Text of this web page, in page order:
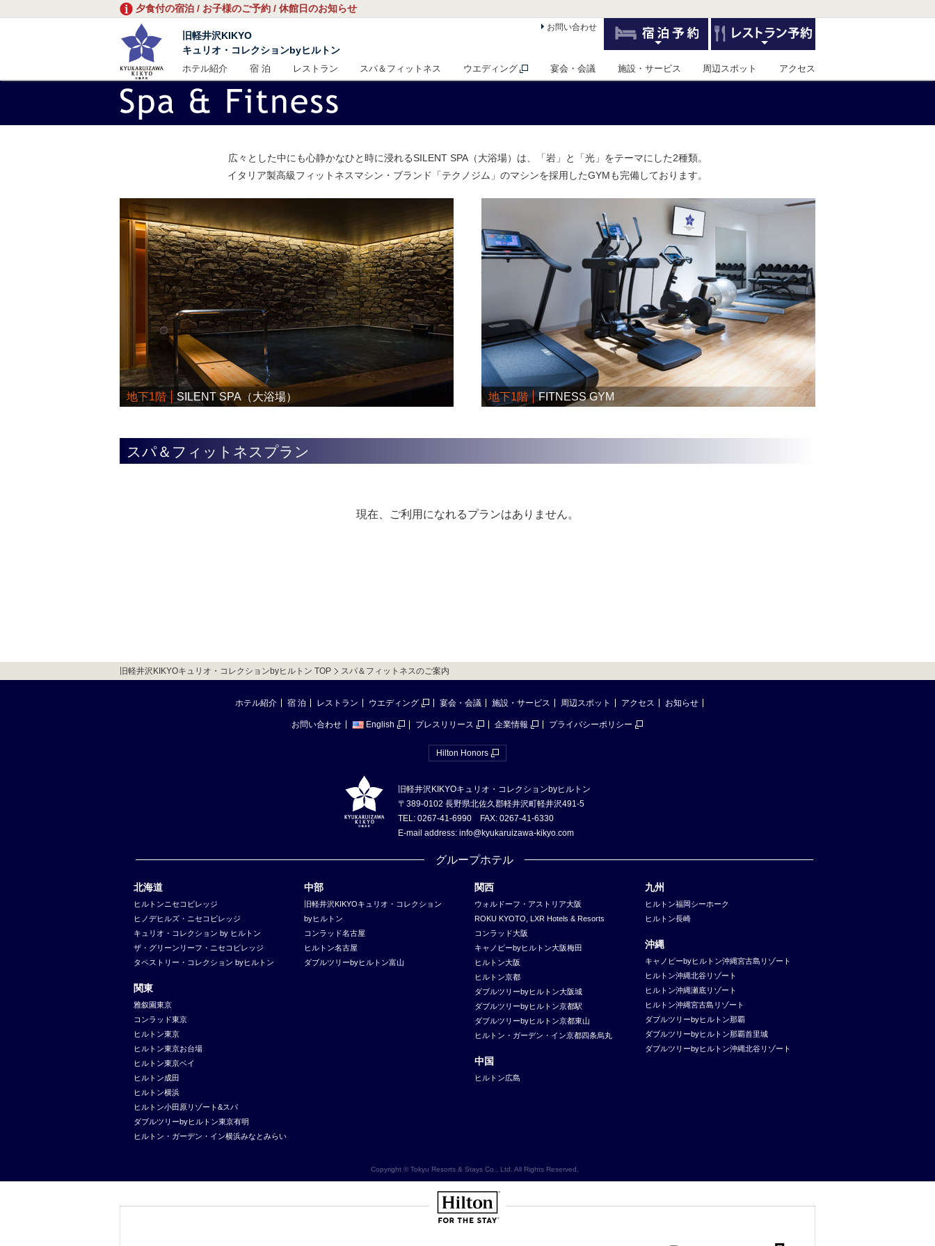
夕食付の宿泊 / お子様のご予約 / 休館日のお知らせ
旧軽井沢KIKYO
キュリオ・コレクションbyヒルトン
お問い合わせ
ホテル紹介 宿 泊 レストラン スパ＆フィットネス ウエディング 宴会・会議 施設・サービス 周辺スポット アクセス
広々とした中にも心静かなひと時に浸れるSILENT SPA（大浴場）は、「岩」と「光」をテーマにした2種類。
イタリア製高級フィットネスマシン・ブランド「テクノジム」のマシンを採用したGYMも完備しております。
地下1階 SILENT SPA（大浴場） 地下1階 FITNESS GYM
スパ＆フィットネスプラン
現在、ご利用になれるプランはありません。
旧軽井沢KIKYOキュリオ・コレクションbyヒルトン TOP スパ＆フィットネスのご案内
ホテル紹介 宿 泊 レストラン ウエディング 宴会・会議 施設・サービス 周辺スポット アクセス お知らせ
お問い合わせ English プレスリリース 企業情報 プライバシーポリシー
Hilton Honors
旧軽井沢KIKYOキュリオ・コレクションbyヒルトン
〒389-0102 長野県北佐久郡軽井沢町軽井沢491-5
TEL: 0267-41-6990 FAX: 0267-41-6330
E-mail address: info@kyukaruizawa-kikyo.com
グループホテル
北海道
ヒルトンニセコビレッジ
ヒノデヒルズ・ニセコビレッジ
キュリオ・コレクション by ヒルトン
ザ・グリーンリーフ・ニセコビレッジ
タペストリー・コレクション byヒルトン
関東
雅叙園東京
コンラッド東京
ヒルトン東京
ヒルトン東京お台場
ヒルトン東京ベイ
ヒルトン成田
ヒルトン横浜
ヒルトン小田原リゾート&スパ
ダブルツリーbyヒルトン東京有明
ヒルトン・ガーデン・イン横浜みなとみらい
中部
旧軽井沢KIKYOキュリオ・コレクション
byヒルトン
コンラッド名古屋
ヒルトン名古屋
ダブルツリーbyヒルトン富山
関西
ウォルドーフ・アストリア大阪
ROKU KYOTO, LXR Hotels & Resorts
コンラッド大阪
キャノピーbyヒルトン大阪梅田
ヒルトン大阪
ヒルトン京都
ダブルツリーbyヒルトン大阪城
ダブルツリーbyヒルトン京都駅
ダブルツリーbyヒルトン京都東山
ヒルトン・ガーデン・イン京都四条烏丸
中国
ヒルトン広島
九州
ヒルトン福岡シーホーク
ヒルトン長崎
沖縄
キャノピーbyヒルトン沖縄宮古島リゾート
ヒルトン沖縄北谷リゾート
ヒルトン沖縄瀬底リゾート
ヒルトン沖縄宮古島リゾート
ダブルツリーbyヒルトン那覇
ダブルツリーbyヒルトン那覇首里城
ダブルツリーbyヒルトン沖縄北谷リゾート
Copyright © Tokyu Resorts & Stays Co., Ltd. All Rights Reserved.
Hilton
DoubleTree Embassy